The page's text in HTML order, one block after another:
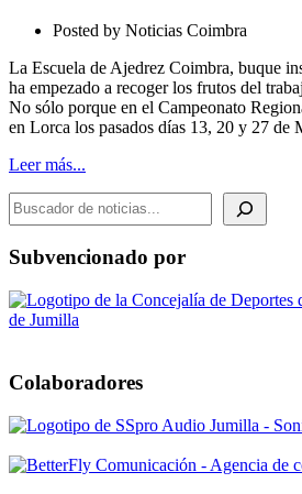
Posted by Noticias Coimbra
La Escuela de Ajedrez Coimbra, buque
ha empezado a recoger los frutos del
No sólo porque en el Campeonato
en Lorca los pasados días 13, 20 y 27 de
Leer más...
BUSCADOR DE NOTICIAS
Subvencionado por
Colaboradores